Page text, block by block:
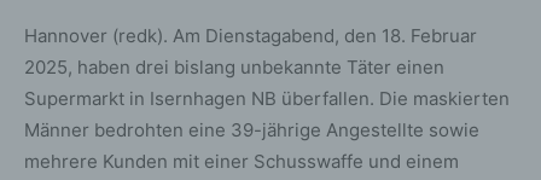
Hannover (redk). Am Dienstagabend, den 18. Februar
2025, haben drei bislang unbekannte Täter einen
Supermarkt in Isernhagen NB überfallen. Die maskierten
Männer bedrohten eine 39-jährige Angestellte sowie
mehrere Kunden mit einer Schusswaffe und einem